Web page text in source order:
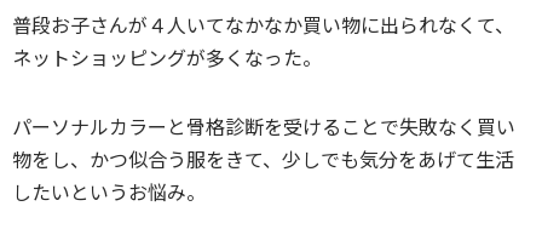
普段お子さんが４人いてなかなか買い物に出られなくて、
ネットショッピングが多くなった。
パーソナルカラーと骨格診断を受けることで失敗なく買い
物をし、かつ似合う服をきて、少しでも気分をあげて生活
したいというお悩み。